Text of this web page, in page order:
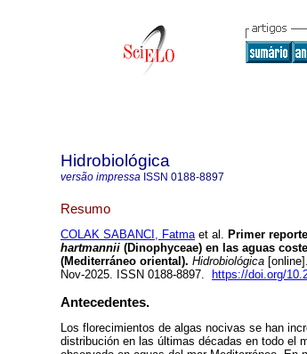
Hidrobiológica
versão impressa ISSN 0188-8897
Resumo
COLAK SABANCI, Fatmaet al. Primer
hartmannii (Dinophyceae) en las aguas
(Mediterráneo oriental). Hidrobiológica
Nov-2025. ISSN 0188-8897.
https://doi.org/
Antecedentes.
Los florecimientos de algas nocivas se han
distribución en las últimas décadas en todo el